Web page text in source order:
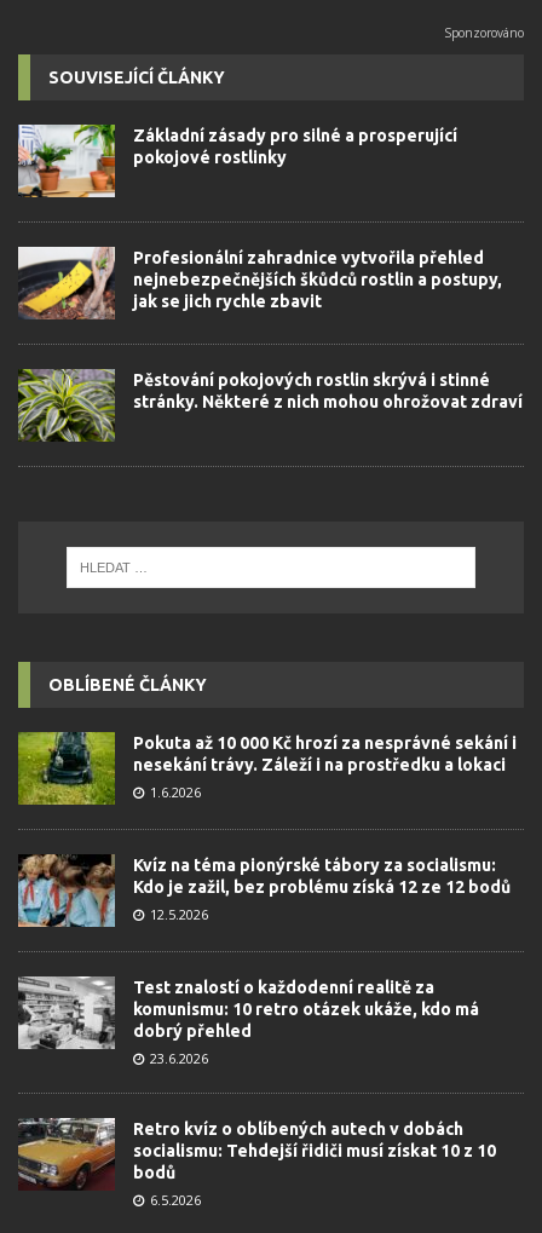
SOUVISEJÍCÍ ČLÁNKY
Základní zásady pro silné a prosperující
pokojové rostlinky
Profesionální zahradnice vytvořila přehled
nejnebezpečnějších škůdců rostlin a postupy,
jak se jich rychle zbavit
Pěstování pokojových rostlin skrývá i stinné
stránky. Některé z nich mohou ohrožovat zdraví
OBLÍBENÉ ČLÁNKY
Pokuta až 10 000 Kč hrozí za nesprávné sekání i
nesekání trávy. Záleží i na prostředku a lokaci
1.6.2026
Kvíz na téma pionýrské tábory za socialismu:
Kdo je zažil, bez problému získá 12 ze 12 bodů
12.5.2026
Test znalostí o každodenní realitě za
komunismu: 10 retro otázek ukáže, kdo má
dobrý přehled
23.6.2026
Retro kvíz o oblíbených autech v dobách
socialismu: Tehdejší řidiči musí získat 10 z 10
bodů
6.5.2026